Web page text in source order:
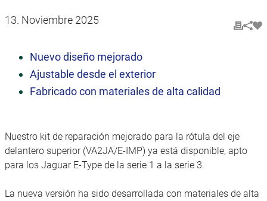
13. Noviembre 2025
Nuevo diseño mejorado
Ajustable desde el exterior
Fabricado con materiales de alta calidad
Nuestro kit de reparación mejorado para la rótula del eje
delantero superior (VA2JA/E-IMP) ya está disponible, apto
para los Jaguar E-Type de la serie 1 a la serie 3.
La nueva versión ha sido desarrollada con materiales de alta